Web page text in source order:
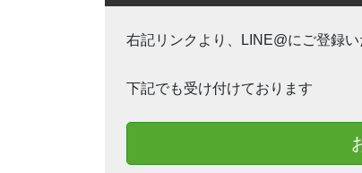
右記リンクより、LINE@にご登録
下記でも受け付けております